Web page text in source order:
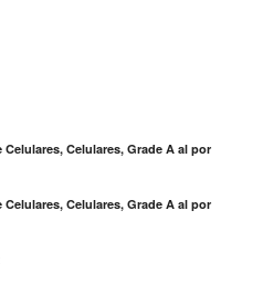
Celulares, Grade A al por
Celulares, Grade A al por